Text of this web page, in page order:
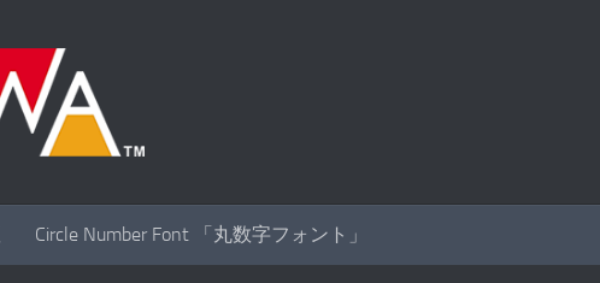
Circle Number Font 「丸数字フォント」